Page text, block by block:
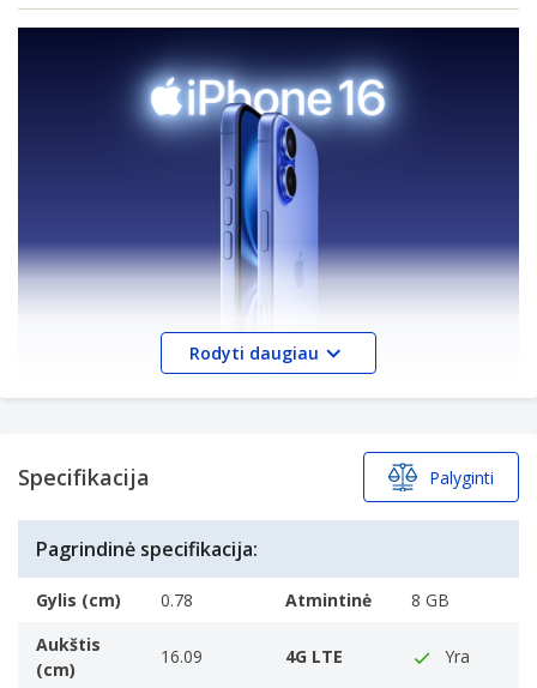
Visiškai naujas A18 lustas, abiejuose
modeliuose integruotas naujasis
kameros valdymo mygtukas, galingi
pažangios kameros sistemos
patobulinimai, „Action“ mygtukas,
leidžiantis greitai pasiekti naudingas
funkcijas, ir gerokai ilgesnis
Rodyti daugiau
Specifikacija Palyginti
Pagrindinė specifikacija:
Gylis (cm) 0.78 Atmintinė
8 GB
Aukštis
(cm)
16.09 4G LTE Yra